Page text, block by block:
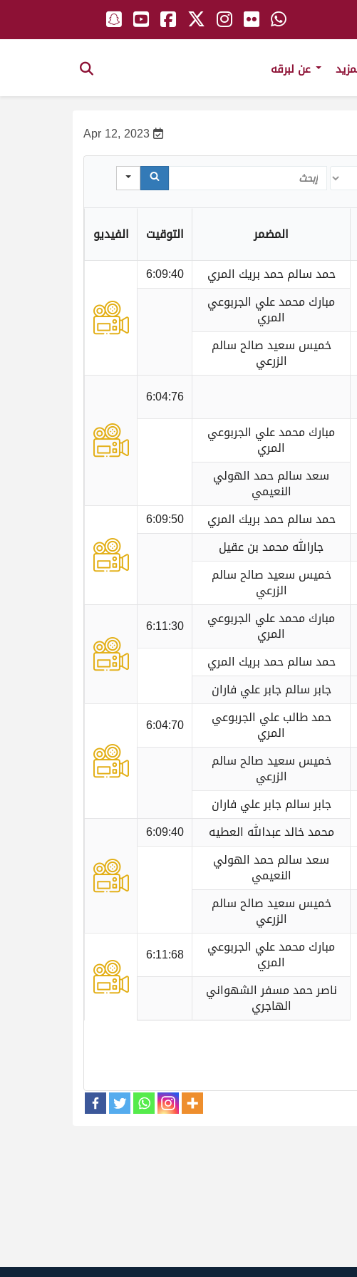
Apr 12, 2023
Search
المضمر التوقيت الفيديو
حمد سالم حمد بريك المري
6:09:40
مبارك محمد علي الجربوعي
المري
خميس سعيد صالح سالم
الزرعي
6:04:76
مبارك محمد علي الجربوعي
المري
سعد سالم حمد الهولي
النعيمي
حمد سالم حمد بريك المري
6:09:50
جارالله محمد بن عقيل
خميس سعيد صالح سالم
الزرعي
مبارك محمد علي الجربوعي
المري
6:11:30
حمد سالم حمد بريك المري
جابر سالم جابر علي فاران
حمد طالب علي الجربوعي
المري
6:04:70
خميس سعيد صالح سالم
الزرعي
جابر سالم جابر علي فاران
محمد خالد عبدالله العطيه
6:09:40
سعد سالم حمد الهولي
النعيمي
خميس سعيد صالح سالم
الزرعي
مبارك محمد علي الجربوعي
المري
6:11:68
ناصر حمد مسفر الشهواني
الهاجري